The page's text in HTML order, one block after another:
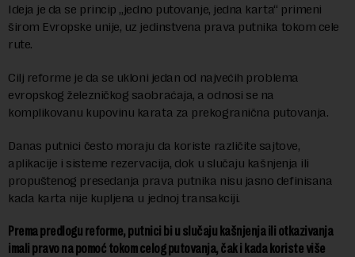
Ideja je da se princip „jedno putovanje, jedna karta“ primeni
širom Evropske unije, uz jedinstvena prava putnika tokom cele
rute.
Cilj reforme je da se ukloni jedan od najvećih problema
evropskog železničkog saobraćaja, a odnosi se na
komplikovanu kupovinu karata za prekogranična putovanja.
Danas putnici često moraju da koriste različite sajtove,
aplikacije i sisteme rezervacija, dok u slučaju kašnjenja ili
propuštenog presedanja prava putnika nisu jasno definisana
kada karta nije kupljena u jednoj transakciji.
Prema predlogu reforme, putnici bi u slučaju kašnjenja ili otkazivanja
imali pravo na pomoć tokom celog putovanja, čak i kada koriste više